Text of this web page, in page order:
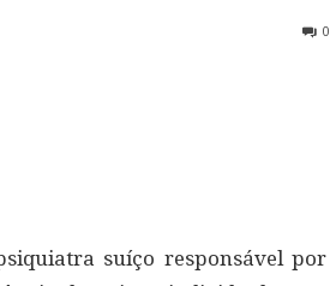
0
suíço responsável por